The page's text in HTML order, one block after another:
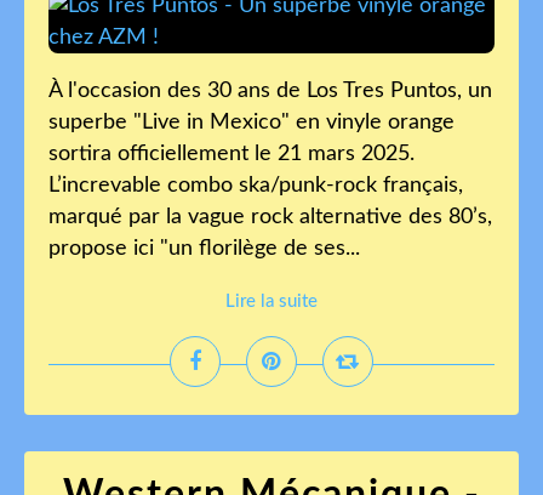
À l'occasion des 30 ans de Los Tres Puntos, un
superbe "Live in Mexico" en vinyle orange
sortira officiellement le 21 mars 2025.
L’increvable combo ska/punk-rock français,
marqué par la vague rock alternative des 80’s,
propose ici "un florilège de ses...
Lire la suite